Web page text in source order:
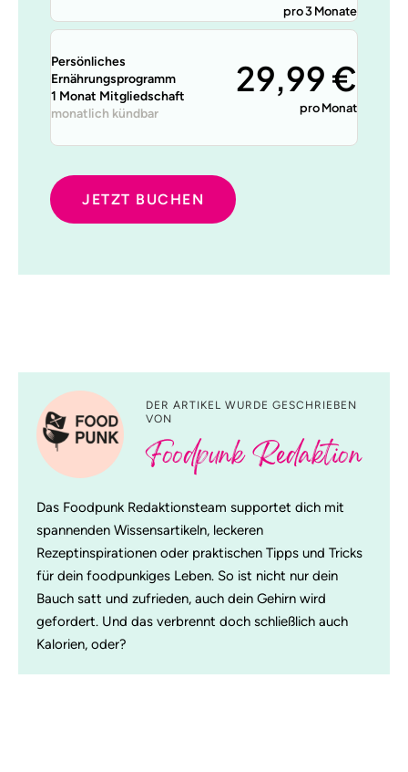
pro 3 Monate
Persönliches
Ernährungsprogramm
1 Monat Mitgliedschaft
monatlich kündbar
29,99 €
pro Monat
JETZT BUCHEN
DER ARTIKEL WURDE GESCHRIEBEN
VON
Foodpunk Redaktion
Das Foodpunk Redaktionsteam supportet dich mit
spannenden Wissensartikeln, leckeren
Rezeptinspirationen oder praktischen Tipps und Tricks
für dein foodpunkiges Leben. So ist nicht nur dein
Bauch satt und zufrieden, auch dein Gehirn wird
gefordert. Und das verbrennt doch schließlich auch
Kalorien, oder?